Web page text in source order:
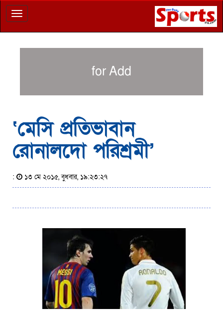
Toggle
navigation
for Add
‘মেসি প্রতিভাবান
রোনালদো পরিশ্রমী’
: ১৩ মে ২০১৫, বুধবার, ১৯:২৩:২৭